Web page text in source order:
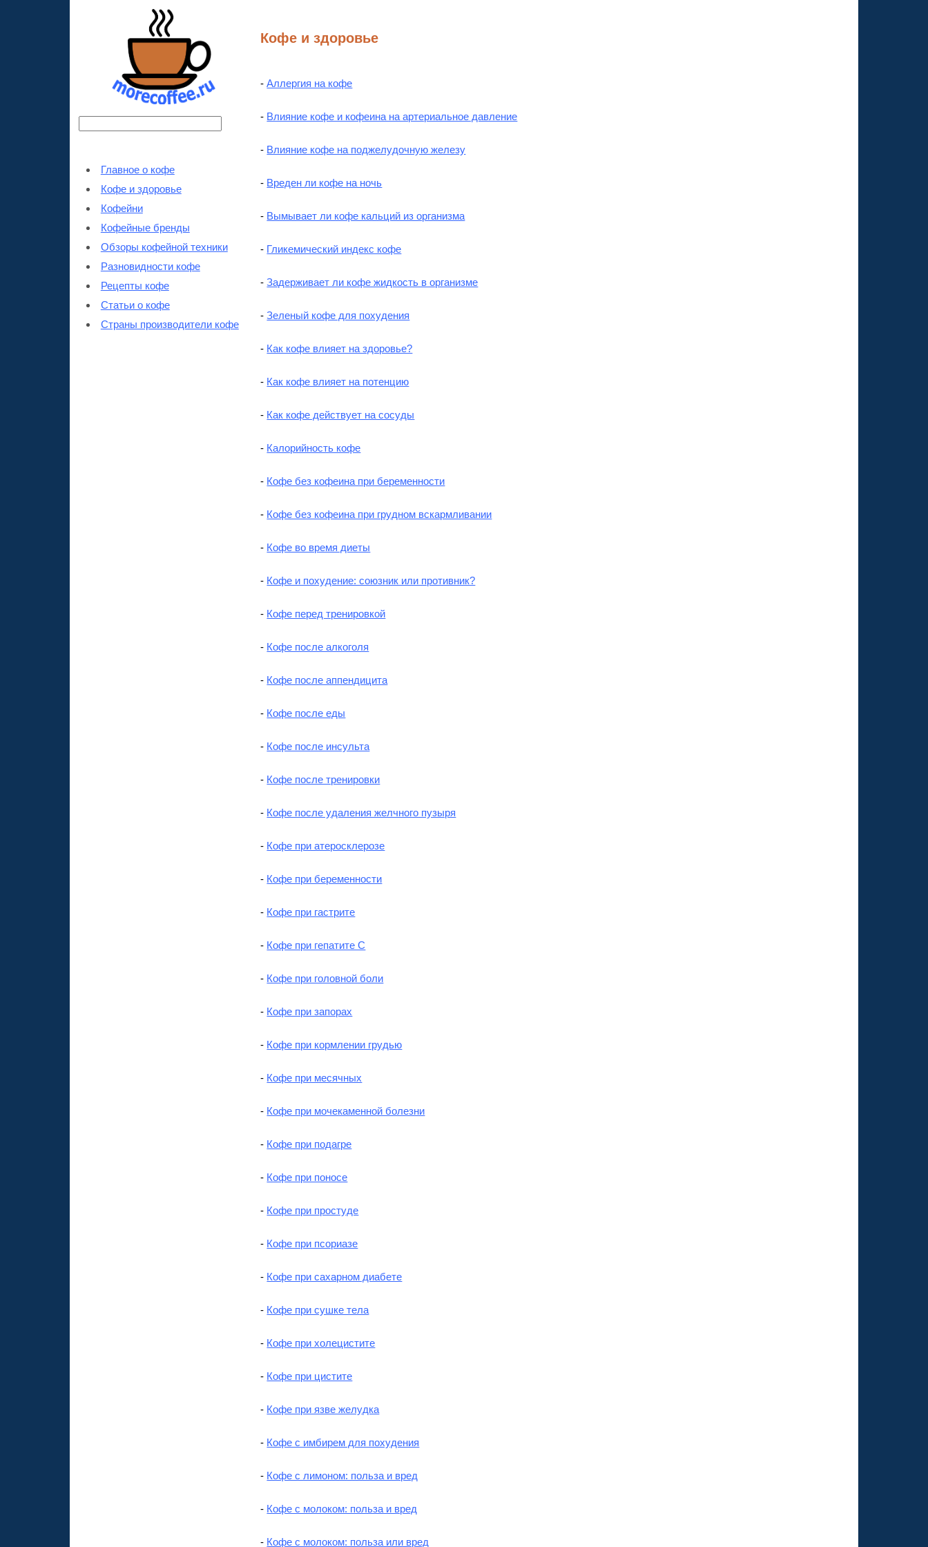
Главное о кофе
Кофе и здоровье
Кофейни
Кофейные бренды
Обзоры кофейной техники
Разновидности кофе
Рецепты кофе
Статьи о кофе
Страны производители кофе
Кофе и здоровье
-Аллергия на кофе
- Влияние кофе и кофеина на артериальное давление
- Влияние кофе на поджелудочную железу
- Вреден ли кофе на ночь
- Вымывает ли кофе кальций из организма
- Гликемический индекс кофе
-Задерживает ли кофе жидкость в организме
-Зеленый кофе для похудения
- Как кофе влияет на здоровье?
- Как кофе влияет на потенцию
- Как кофе действует на сосуды
- Калорийность кофе
- Кофе без кофеина при беременности
- Кофе без кофеина при грудном вскармливании
- Кофе во время диеты
- Кофе и похудение: союзник или противник?
- Кофе перед тренировкой
- Кофе после алкоголя
- Кофе после аппендицита
- Кофе после еды
- Кофе после инсульта
- Кофе после тренировки
- Кофе после удаления желчного пузыря
- Кофе при атеросклерозе
- Кофе при беременности
- Кофе при гастрите
- Кофе при гепатите C
- Кофе при головной боли
- Кофе при запорах
- Кофе при кормлении грудью
- Кофе при месячных
- Кофе при мочекаменной болезни
- Кофе при подагре
- Кофе при поносе
- Кофе при простуде
- Кофе при псориазе
- Кофе при сахарном диабете
- Кофе при сушке тела
- Кофе при холецистите
- Кофе при цистите
- Кофе при язве желудка
- Кофе с имбирем для похудения
- Кофе с лимоном: польза и вред
- Кофе с молоком: польза и вред
- Кофе с молоком: польза или вред